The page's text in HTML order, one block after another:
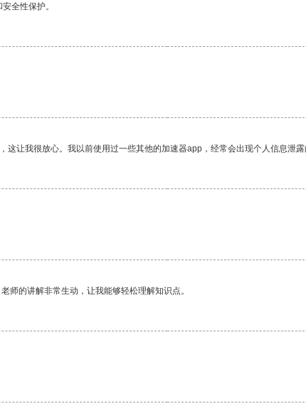
全性保护。
让我很放心。我以前使用过一些其他的加速器app，经常会出现个人信息泄露
师的讲解非常生动，让我能够轻松理解知识点。